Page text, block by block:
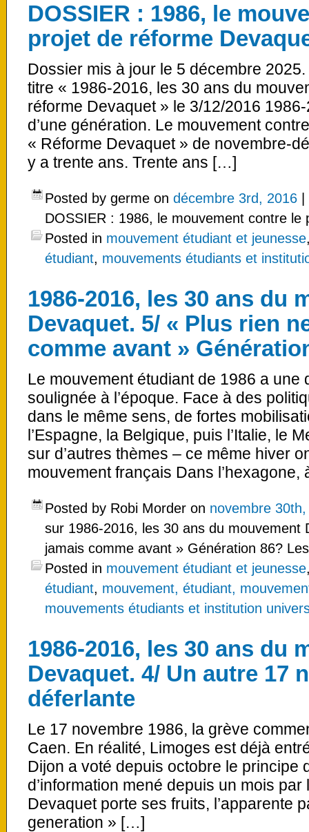
DOSSIER : 1986, le
projet de réforme
Dossier mis à jour le 5 décembre
titre « 1986-2016, les 30 ans du
réforme Devaquet » le 3/12/2016
d’une génération. Le mouvement
« Réforme Devaquet » de novembre-
y a trente ans. Trente ans […]
Posted by germe on décembre 3rd, 2016 |
DOSSIER : 1986, le mouvement contre le
Posted in mouvement étudiant et jeunesse
étudiant, mouvements étudiants et
1986-2016, les 30 ans du
Devaquet. 5/ « Plus rien
comme avant »
Le mouvement étudiant de 1986 a une
soulignée à l’époque. Face à des
dans le même sens, de fortes
l’Espagne, la Belgique, puis l’Italie, le
sur d’autres thèmes – ce même hiver
mouvement français Dans
Posted by Robi Morder on novembre
sur 1986-2016, les 30 ans du mouvement
jamais comme avant » Génération 86?
Posted in mouvement étudiant et jeunesse
étudiant, mouvement, étudiant,
mouvements étudiants et institution
1986-2016, les 30 ans du
Devaquet. 4/ Un autre 17
déferlante
Le 17 novembre 1986, la grève
Caen. En réalité, Limoges est déjà
Dijon a voté depuis octobre le principe
d’information mené depuis un mois
Devaquet porte ses fruits, l’apparente
generation » […]